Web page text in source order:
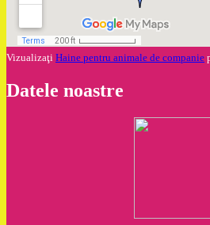
Vizualizaţi Haine pentru animale de companie
Datele noastre